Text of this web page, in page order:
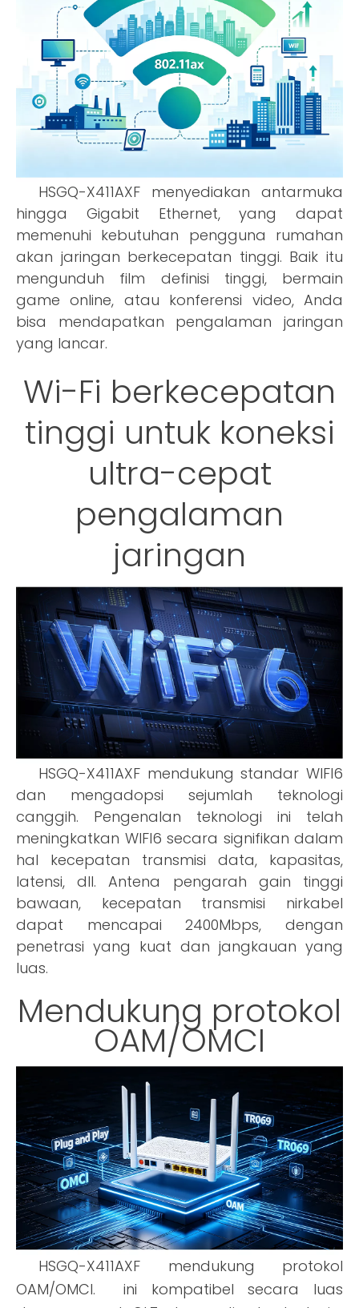
HSGQ-X411AXF menyediakan antarmuka
hingga Gigabit Ethernet, yang dapat
memenuhi kebutuhan pengguna rumahan
akan jaringan berkecepatan tinggi. Baik itu
mengunduh film definisi tinggi, bermain
game online, atau konferensi video, Anda
bisa mendapatkan pengalaman jaringan
yang lancar.
Wi-Fi berkecepatan
tinggi untuk koneksi
ultra-cepat
pengalaman
jaringan
HSGQ-X411AXF mendukung standar WIFI6
dan mengadopsi sejumlah teknologi
canggih. Pengenalan teknologi ini telah
meningkatkan WIFI6 secara signifikan dalam
hal kecepatan transmisi data, kapasitas,
latensi, dll. Antena pengarah gain tinggi
bawaan, kecepatan transmisi nirkabel
dapat mencapai 2400Mbps, dengan
penetrasi yang kuat dan jangkauan yang
luas.
Mendukung protokol
OAM/OMCI
HSGQ-X411AXF mendukung protokol
OAM/OMCI. ini kompatibel secara luas